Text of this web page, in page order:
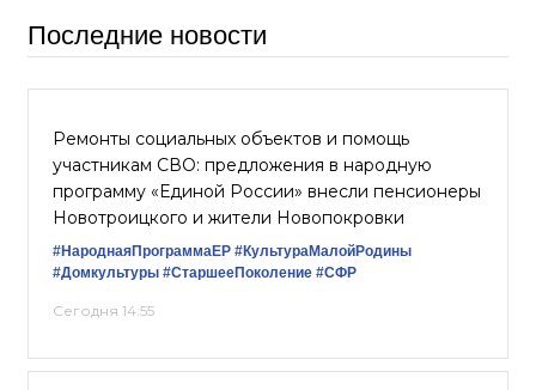
Последние новости
Ремонты социальных объектов и помощь
участникам СВО: предложения в народную
программу «Единой России» внесли пенсионеры
Новотроицкого и жители Новопокровки
#НароднаяПрограммаЕР #КультураМалойРодины
#Домкультуры #СтаршееПоколение #СФР
Сегодня 14:55